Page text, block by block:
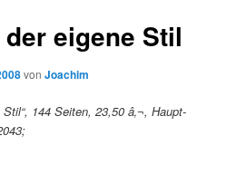
eigene Stil
vonJoachim
144 Seiten, 23,50 â‚¬, Haupt-